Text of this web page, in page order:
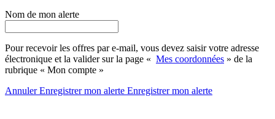
Nom de mon alerte
Pour recevoir les offres par e-mail, vous devez saisir votre adresse
électronique et la valider sur la page « Mes coordonnées » de la
rubrique « Mon compte »
AnnulerEnregistrer mon alerte Enregistrermon alerte